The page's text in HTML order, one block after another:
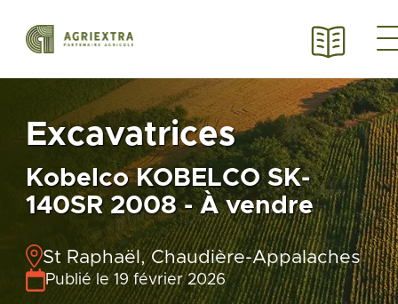
Excavatrices
Kobelco KOBELCO SK-
140SR 2008 - À vendre
St Raphaël, Chaudière-Appalaches
Publié le 19 février 2026